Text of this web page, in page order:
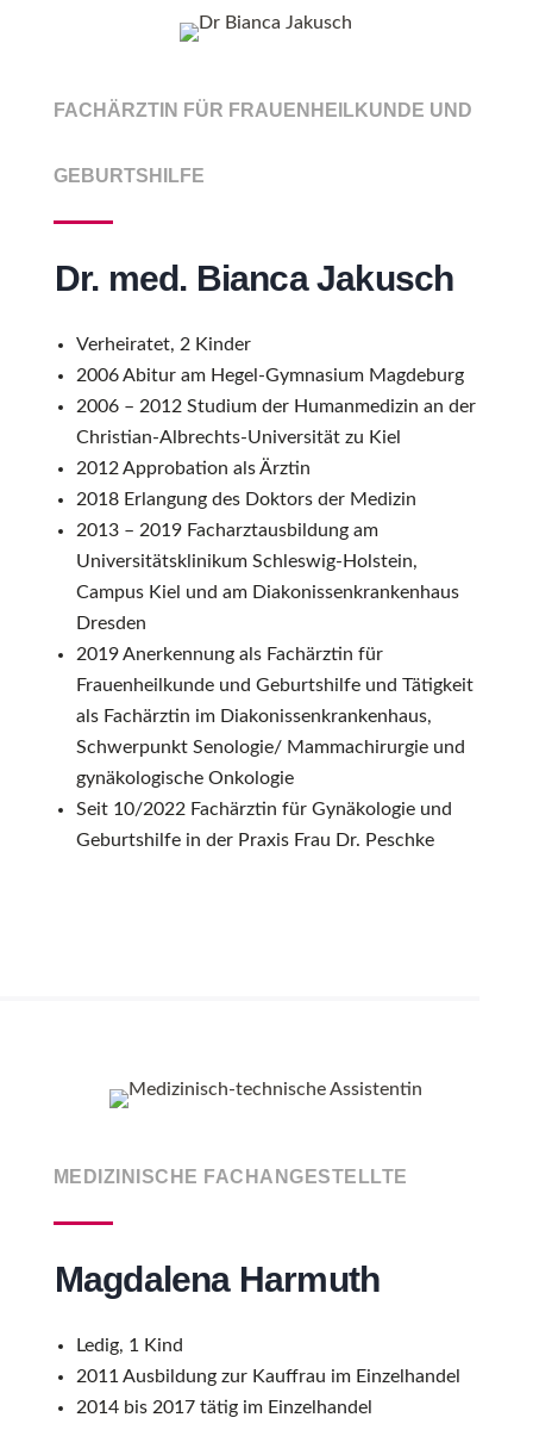
FACHÄRZTIN FÜR FRAUENHEILKUNDE UND
GEBURTSHILFE
Dr. med. Bianca Jakusch
Verheiratet, 2 Kinder
2006 Abitur am Hegel-Gymnasium Magdeburg
2006 – 2012 Studium der Humanmedizin an der
Christian-Albrechts-Universität zu Kiel
2012 Approbation als Ärztin
2018 Erlangung des Doktors der Medizin
2013 – 2019 Facharztausbildung am
Universitätsklinikum Schleswig-Holstein,
Campus Kiel und am Diakonissenkrankenhaus
Dresden
2019 Anerkennung als Fachärztin für
Frauenheilkunde und Geburtshilfe und Tätigkeit
als Fachärztin im Diakonissenkrankenhaus,
Schwerpunkt Senologie/ Mammachirurgie und
gynäkologische Onkologie
Seit 10/2022 Fachärztin für Gynäkologie und
Geburtshilfe in der Praxis Frau Dr. Peschke
MEDIZINISCHE FACHANGESTELLTE
Magdalena Harmuth
Ledig, 1 Kind
2011 Ausbildung zur Kauffrau im Einzelhandel
2014 bis 2017 tätig im Einzelhandel